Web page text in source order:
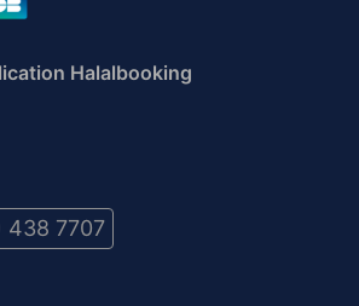
Halalbooking
438 7707